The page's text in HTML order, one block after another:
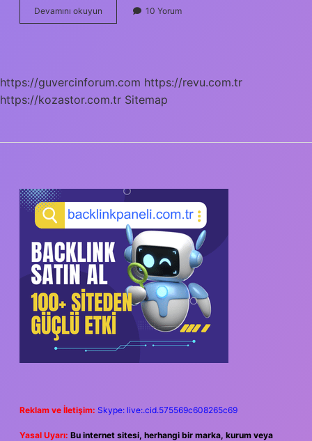
Devamını okuyun Amerika
Japonya
10 Yorum
https://guvercinforum.com https://revu.com.tr
https://kozastor.com.tr Sitemap
SIDEBAR
Reklam ve İletişim: Skype: live:.cid.575569c608265c69
Yasal Uyarı: Bu internet sitesi, herhangi bir marka, kurum veya